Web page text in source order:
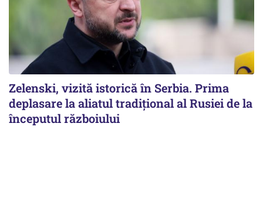
Zelenski, vizită istorică în Serbia. Prima
deplasare la aliatul tradițional al Rusiei de la
începutul războiului